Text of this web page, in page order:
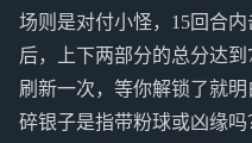
场则是对付小怪，15回合
后，上下两部分的总分达
刷新一次，等你解锁了就明
碎银子是指带粉球或凶缘